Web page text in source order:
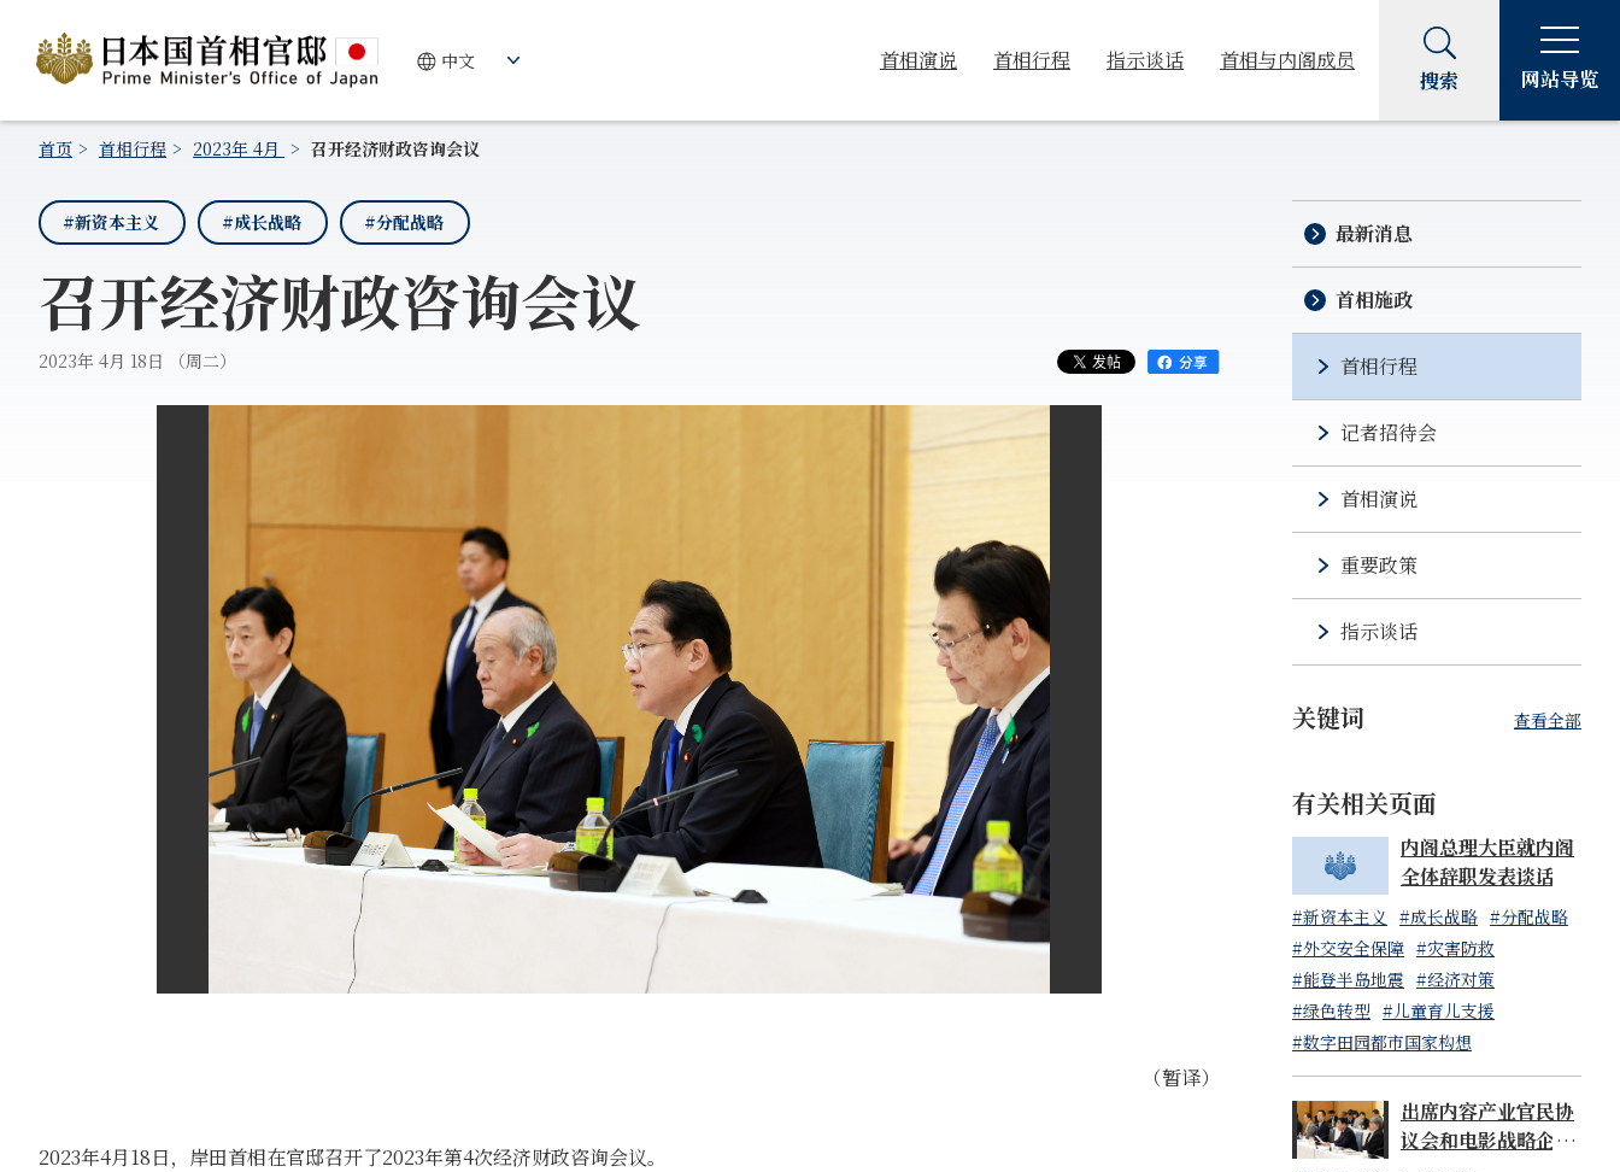
首相演说 首相行程 指示谈话 首相与内阁成员
搜索 网站导览
首页 首相行程 2023年 4月 召开经济财政咨询会议
#新资本主义 #成长战略 #分配战略
召开经济财政咨询会议
2023年 4月 18日 （周二）
（暂译）
2023年4月18日，岸田首相在官邸召开了2023年第4次经济财政咨询会议。
最新消息
首相施政
首相行程
记者招待会
首相演说
重要政策
指示谈话
关键词 查看全部
有关相关页面
内阁总理大臣就内阁
全体辞职发表谈话
#新资本主义 #成长战略 #分配战略
#外交安全保障 #灾害防救
#能登半岛地震 #经济对策
#绿色转型 #儿童育儿支援
#数字田园都市国家构想
出席内容产业官民协
议会和电影战略企画